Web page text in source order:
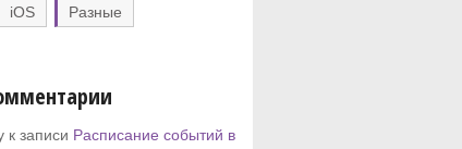
iOS Разные
к записи Расписание событий в